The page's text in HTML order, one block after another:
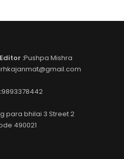
:Pushpa Mishra
9893378442
para bhilai 3 Street 2
490021